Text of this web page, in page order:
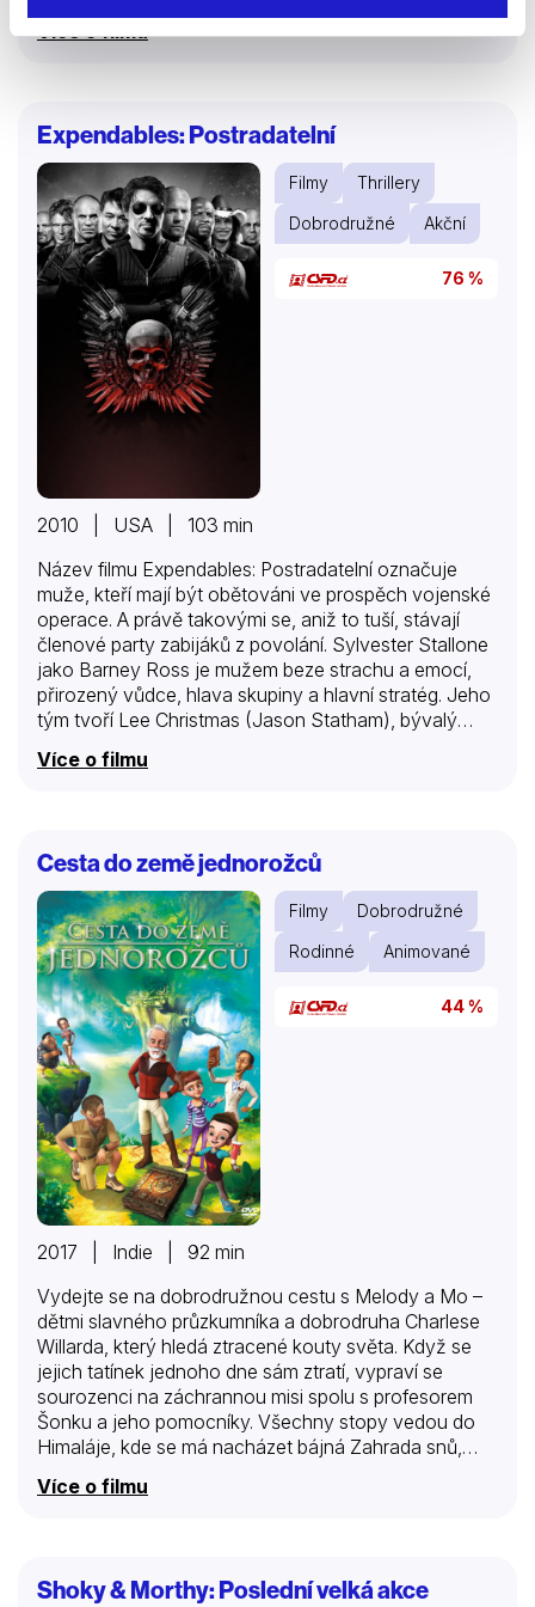
hrozba, která představuje pro celé lidstvo ještě větší
nebezpečí než kdy v minulosti.
Více o filmu
Expendables: Postradatelní
Filmy
Thrillery
Dobrodružné
Akční
76 %
2010 | USA | 103 min
Název filmu Expendables: Postradatelní označuje
muže, kteří mají být obětováni ve prospěch vojenské
operace. A právě takovými se, aniž to tuší, stávají
členové party zabijáků z povolání. Sylvester Stallone
jako Barney Ross je mužem beze strachu a emocí,
přirozený vůdce, hlava skupiny a hlavní stratég. Jeho
tým tvoří Lee Christmas (Jason Statham), bývalý
specialista na boj zblízka, Hale Caesar (Terry Crews),
(Dolph Lundgren), válečný veterán a vynikající
ostřelovač. Příběh začíná ve chvíli, kdy skupina
ostrých hochů dorazí do místa určení – na ostrov
Vilena a postupně zjišťuje, že…
Více o filmu
Cesta do země jednorožců
Filmy
Dobrodružné
Rodinné
Animované
44 %
2017 | Indie | 92 min
Vydejte se na dobrodružnou cestu s Melody a Mo –
dětmi slavného průzkumníka a dobrodruha Charlese
Willarda, který hledá ztracené kouty světa. Když se
jejich tatínek jednoho dne sám ztratí, vypraví se
sourozenci na záchrannou misi spolu s profesorem
Šonku a jeho pomocníky. Všechny stopy vedou do
Himaláje, kde se má nacházet bájná Zahrada snů,
domov jednorožců, minotaurů a draků. Najdou ji děti?
A podaří se jim zvítězit nad zlodějem pokladů
Více o filmu
Shoky & Morthy: Poslední velká akce